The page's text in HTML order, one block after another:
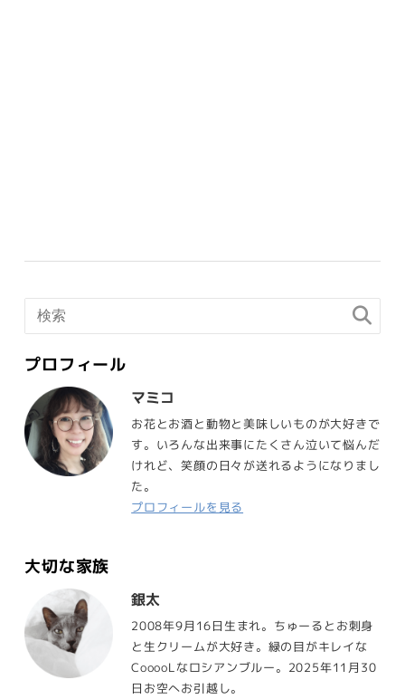
プロフィール
マミコ
お花とお酒と動物と美味しいものが大好きで
す。いろんな出来事にたくさん泣いて悩んだ
けれど、笑顔の日々が送れるようになりまし
た。
プロフィールを見る
大切な家族
銀太
2008年9月16日生まれ。ちゅーるとお刺身
と生クリームが大好き。緑の目がキレイな
CooooLなロシアンブルー。2025年11月30
日お空へお引越し。